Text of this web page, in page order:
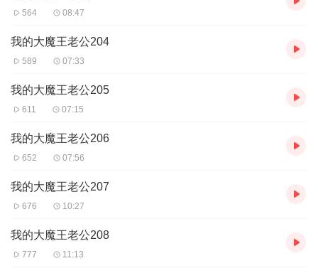
564 08:47
我的大魔王老公204
589 07:33
我的大魔王老公205
611 07:15
我的大魔王老公206
652 07:56
我的大魔王老公207
676 10:27
我的大魔王老公208
777 11:13